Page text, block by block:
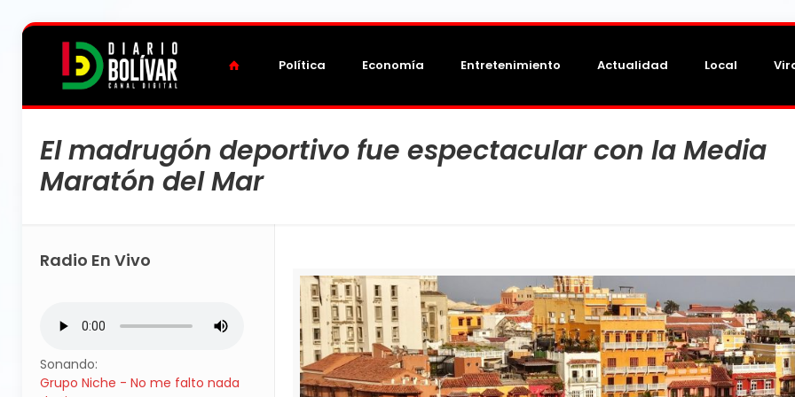
Política Economía Entretenimiento Actualidad Local
El madrugón deportivo fue espectacular con la Media
Maratón del Mar
Radio En Vivo
Sonando:
Grupo Niche - No me falto nada